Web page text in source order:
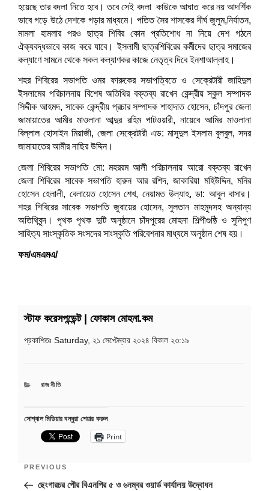
হয়েছে তার বদলা নিতে হবে। তবে সেই বদলা কাউকে আঘাত করে নয় আদর্শিক
ভাবে গড়ে উঠে দেশকে গড়ার মাধ্যমে। পতিত সৈর শাসকের দীর্ঘ জুলুম,নির্যাতন,
মামলা হামলার পরও ছাত্র শিবির কোন প্রতিশোধ না নিয়ে দেশ গঠনে
ঐক্যবদ্ধভাবে কাজ করে যাবে। ইসলামী ছাত্রশিবিরের কর্মীদের ছাত্র সমাজের
কল্যাণে সামনে থেকে সকল কল্যাণকর কাজে নেতৃত্ব দিবে ইনশাআল্লাহ।
শহর শিবিরের সভাপতি ওমর ফারুকের সভাপত্বিতে ও সেক্রেটারী জাহিদুল
ইসলামের পরিচালনায় বিশেষ অতিথির বক্তব্য রাখেন কেন্দ্রীয় স্কুল সম্পাদক
সিদ্দীক আহমদ, সাবেক কেন্দ্রীয় প্রচার সম্পাদক শাহাদাত হোসেন, চাঁদপুর জেলা
জামায়াতের আমীর মাওলানা আব্দুর রহিম পাটওয়ারী, নায়েবে আমির মাওলানা
বিল্লাল হোসাইন মিয়াজী, জেলা সেক্রেটারী এড: মাসুদুল ইসলাম বুলবুল, সদর
জামায়াতের আমীর নাছির উদ্দিন।
জেলা শিবিরের সভাপতি মো: মহররম আলী পরিচালনায় আরো বক্তব্য রাখেন
জেলা শিবিরের সাবেক সভাপতি হারুন আর রশিদ, জাকারিয়া মহিউদ্দিন, মনির
হোসেন হেলালী, বেলায়েত হোসেন শেখ, নেয়ামত উল্যাহ, ডা: আবুল বাসার।
শহর শিবিরের সাবেক সভাপতি জুবায়ের হোসেন, সুলতান মাহমুদসহ অন্যান্য
অতিথিবৃন্দ। পৃথক পৃথক দুটি অনুষ্ঠানে চাঁদপুরের মোহনা শিল্পীগুষ্ঠি ও সুনিপুণ
সাহিত্য সাংস্কৃতিক সংসদের সাংস্কৃতি পরিবেশনার মাধ্যমে অনুষ্ঠান শেষ হয়।
ফম/এমএমএ/
স্টাফ করেসপন্ডেন্ট | ফোকাস মোহনা.কম
প্রকাশিতঃ Saturday, ২১ সেপ্টেম্বার ২০২৪ বিকাল ২৩:১৯
CATEGORIES
রাজনীতি
সোশ্যাল মিডিয়ার বন্ধুরা শেয়ার করুন
Print
Post
navigation
PREVIOUS
ছেংগারচর পৌর বিএনপির ৫ ও ৬নম্বর ওয়ার্ড কার্যালয় উদ্বোধন